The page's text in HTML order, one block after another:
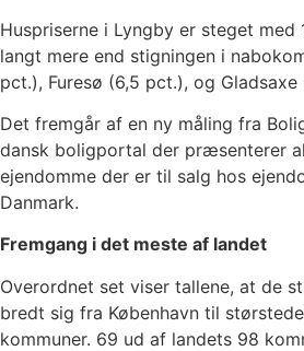
Huspriserne i Lyngby er steget med
langt mere end stigningen i
pct.), Furesø (6,5 pct.), og Gladsaxe
Det fremgår af en ny måling fra
dansk boligportal der præsenterer
ejendomme der er til salg hos
Danmark.
Fremgang i det meste af landet
Overordnet set viser tallene, at de
bredt sig fra København til
kommuner. 69 ud af landets 98